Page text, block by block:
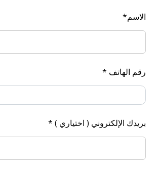
الاسم*
رقم الهاتف *
بريدك الإلكتروني ( اختياري ) *